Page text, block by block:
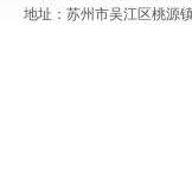
地址：苏州市吴江区桃源